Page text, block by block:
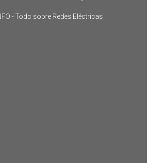
- Todo sobre Redes Eléctricas